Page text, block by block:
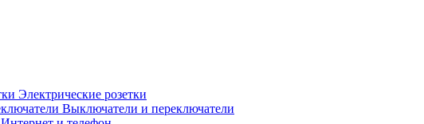
Электрические розетки
Выключатели и переключатели